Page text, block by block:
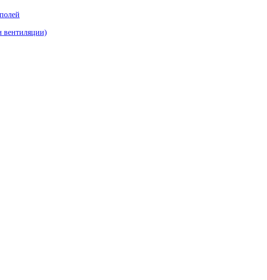
вентиляции)